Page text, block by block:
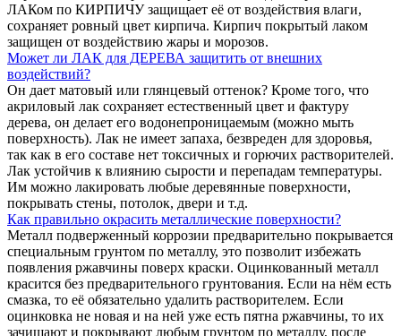
ЛАКом по КИРПИЧУ защищает её от воздействия влаги,
сохраняет ровный цвет кирпича. Кирпич покрытый лаком
защищен от воздействию жары и морозов.
Может ли ЛАК для ДЕРЕВА защитить от внешних
воздействий?
Он дает матовый или глянцевый оттенок? Кроме того, что
акриловый лак сохраняет естественный цвет и фактуру
дерева, он делает его водонепроницаемым (можно мыть
поверхность). Лак не имеет запаха, безвреден для здоровья,
так как в его составе нет токсичных и горючих растворителей.
Лак устойчив к влиянию сырости и перепадам температуры.
Им можно лакировать любые деревянные поверхности,
покрывать стены, потолок, двери и т.д.
Как правильно окрасить металлические поверхности?
Металл подверженный коррозии предварительно покрывается
специальным грунтом по металлу, это позволит избежать
появления ржавчины поверх краски. Оцинкованный металл
красится без предварительного грунтования. Если на нём есть
смазка, то её обязательно удалить растворителем. Если
оцинковка не новая и на ней уже есть пятна ржавчины, то их
зачищают и покрывают любым грунтом по металлу, после